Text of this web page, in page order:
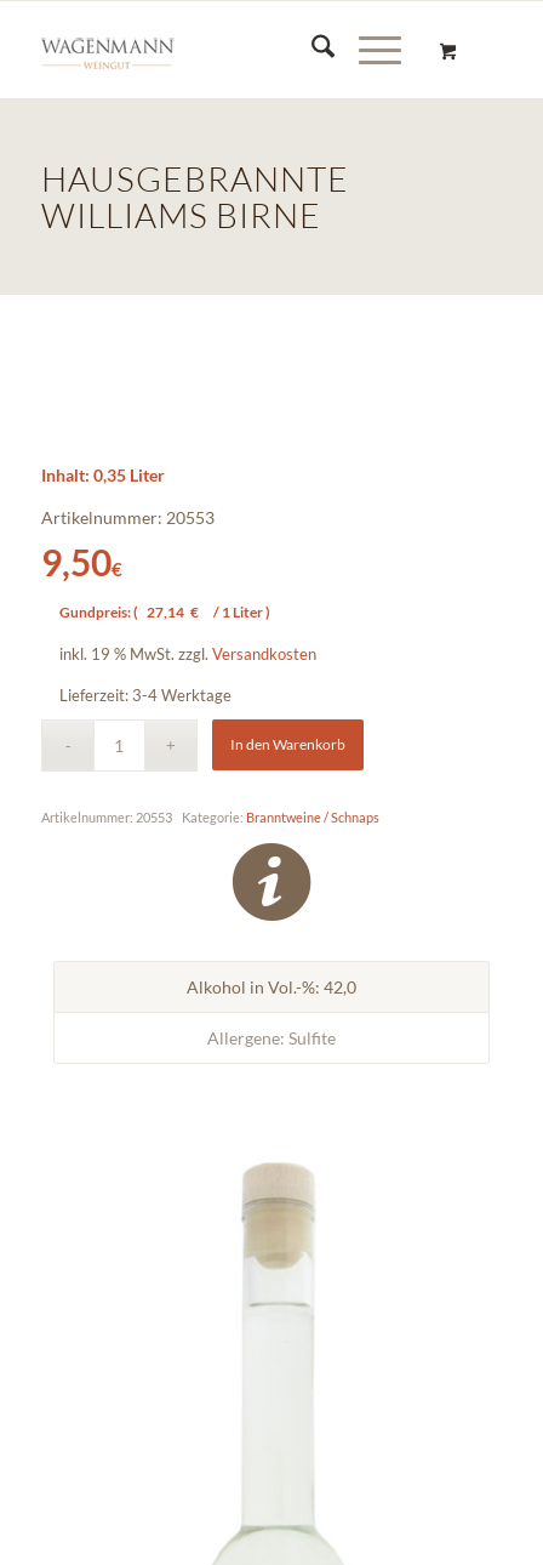
HAUSGEBRANNTE
WILLIAMS BIRNE
Inhalt: 0,35 Liter
Artikelnummer: 20553
9,50€
Gundpreis: ( 27,14 € / 1 Liter )
inkl. 19 % MwSt. zzgl. Versandkosten
Lieferzeit: 3-4 Werktage
In den Warenkorb
Artikelnummer: 20553 Kategorie: Branntweine / Schnaps
Alkohol in Vol.-%: 42,0
Allergene: Sulfite